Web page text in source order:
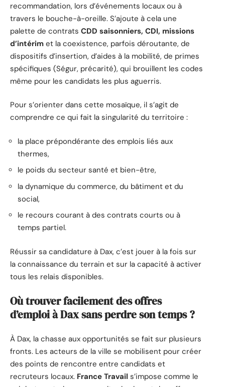
recommandation, lors d’événements locaux ou à
travers le bouche-à-oreille. S’ajoute à cela une
palette de contrats CDD saisonniers, CDI, missions
d’intérim et la coexistence, parfois déroutante, de
dispositifs d’insertion, d’aides à la mobilité, de primes
spécifiques (Ségur, précarité), qui brouillent les codes
même pour les candidats les plus aguerris.
Pour s’orienter dans cette mosaïque, il s’agit de
comprendre ce qui fait la singularité du territoire :
la place prépondérante des emplois liés aux
thermes,
le poids du secteur santé et bien-être,
la dynamique du commerce, du bâtiment et du
social,
le recours courant à des contrats courts ou à
temps partiel.
Réussir sa candidature à Dax, c’est jouer à la fois sur
la connaissance du terrain et sur la capacité à activer
tous les relais disponibles.
Où trouver facilement des offres
d’emploi à Dax sans perdre son temps ?
À Dax, la chasse aux opportunités se fait sur plusieurs
fronts. Les acteurs de la ville se mobilisent pour créer
des points de rencontre entre candidats et
recruteurs locaux. France Travail s’impose comme le